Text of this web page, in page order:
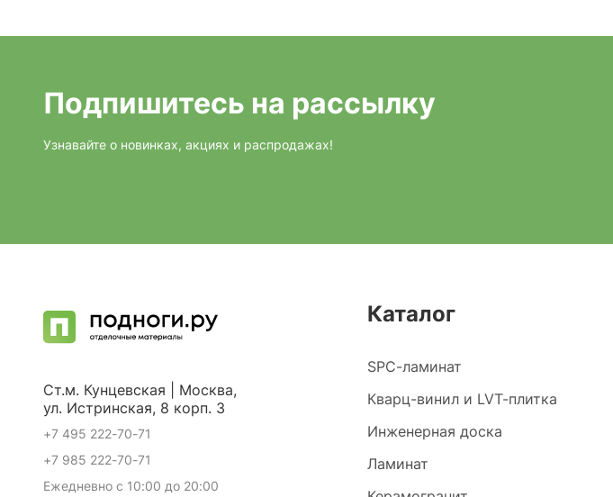
Подпишитесь на рассылку
Узнавайте о новинках, акциях и распродажах!
Каталог
SPC-ламинат
Кварц-винил и LVT-плитка
Инженерная доска
Ламинат
Ст.м. Кунцевская | Москва,
ул. Истринская, 8 корп. 3
+7 495 222-70-71
+7 985 222-70-71
Ежедневно с 10:00 до 20:00